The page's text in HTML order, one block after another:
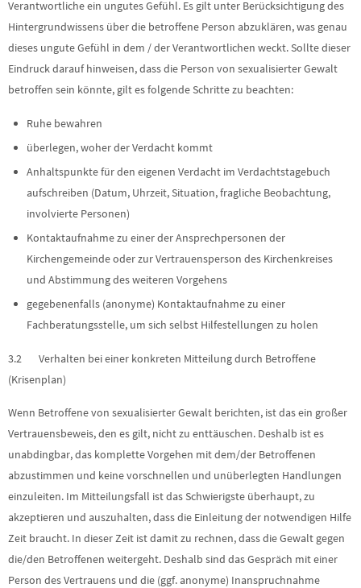
Verantwortliche ein ungutes Gefühl. Es gilt unter Berücksichtigung des
Hintergrundwissens über die betroffene Person abzuklären, was genau
dieses ungute Gefühl in dem / der Verantwortlichen weckt. Sollte dieser
Eindruck darauf hinweisen, dass die Person von sexualisierter Gewalt
betroffen sein könnte, gilt es folgende Schritte zu beachten:
Ruhe bewahren
überlegen, woher der Verdacht kommt
Anhaltspunkte für den eigenen Verdacht im Verdachtstagebuch
aufschreiben (Datum, Uhrzeit, Situation, fragliche Beobachtung,
involvierte Personen)
Kontaktaufnahme zu einer der Ansprechpersonen der
Kirchengemeinde oder zur Vertrauensperson des Kirchenkreises
und Abstimmung des weiteren Vorgehens
gegebenenfalls (anonyme) Kontaktaufnahme zu einer
Fachberatungsstelle, um sich selbst Hilfestellungen zu holen
3.2 Verhalten bei einer konkreten Mitteilung durch Betroffene
(Krisenplan)
Wenn Betroffene von sexualisierter Gewalt berichten, ist das ein großer
Vertrauensbeweis, den es gilt, nicht zu enttäuschen. Deshalb ist es
unabdingbar, das komplette Vorgehen mit dem/der Betroffenen
abzustimmen und keine vorschnellen und unüberlegten Handlungen
einzuleiten. Im Mitteilungsfall ist das Schwierigste überhaupt, zu
akzeptieren und auszuhalten, dass die Einleitung der notwendigen Hilfe
Zeit braucht. In dieser Zeit ist damit zu rechnen, dass die Gewalt gegen
die/den Betroffenen weitergeht. Deshalb sind das Gespräch mit einer
Person des Vertrauens und die (ggf. anonyme) Inanspruchnahme